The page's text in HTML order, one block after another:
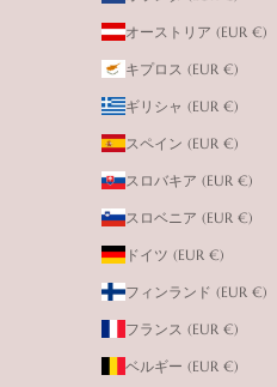
オーストリア (EUR €)
キプロス (EUR €)
ギリシャ (EUR €)
スペイン (EUR €)
スロバキア (EUR €)
スロベニア (EUR €)
ドイツ (EUR €)
フィンランド (EUR €)
フランス (EUR €)
ベルギー (EUR €)